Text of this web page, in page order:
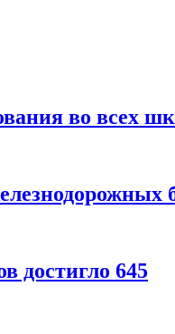
во всех
достигло 645